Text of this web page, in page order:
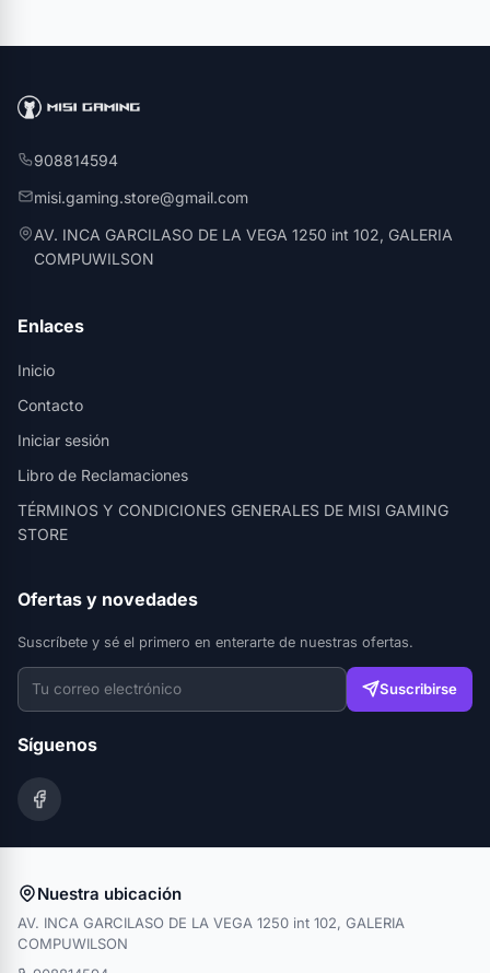
908814594
misi.gaming.store@gmail.com
AV. INCA GARCILASO DE LA VEGA 1250 int 102, GALERIA
COMPUWILSON
Enlaces
Inicio
Contacto
Iniciar sesión
Libro de Reclamaciones
TÉRMINOS Y CONDICIONES GENERALES DE MISI GAMING
STORE
Ofertas y novedades
Suscríbete y sé el primero en enterarte de nuestras ofertas.
Suscribirse
Síguenos
Nuestra ubicación
AV. INCA GARCILASO DE LA VEGA 1250 int 102, GALERIA
COMPUWILSON